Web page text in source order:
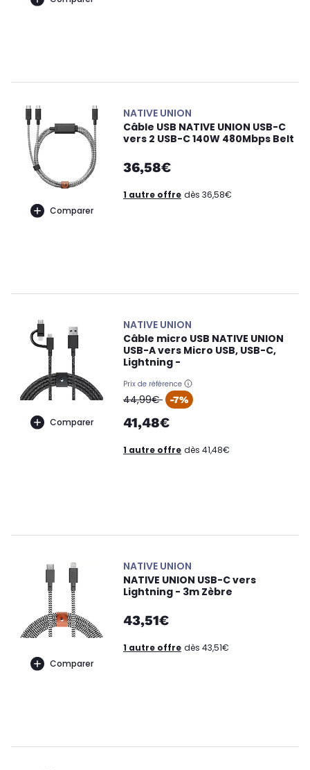
Comparer
NATIVE UNION
Câble USB NATIVE UNION USB-C
vers 2 USB-C 140W 480Mbps Belt
36,58€
1 autre offre dès 36,58€
Comparer
NATIVE UNION
Câble micro USB NATIVE UNION
USB-A vers Micro USB, USB-C,
Lightning -
Prix de référence
oldPrice
44,99€ -7%
41,48€
1 autre offre dès 41,48€
Comparer
NATIVE UNION
NATIVE UNION USB-C vers
Lightning - 3m Zèbre
43,51€
1 autre offre dès 43,51€